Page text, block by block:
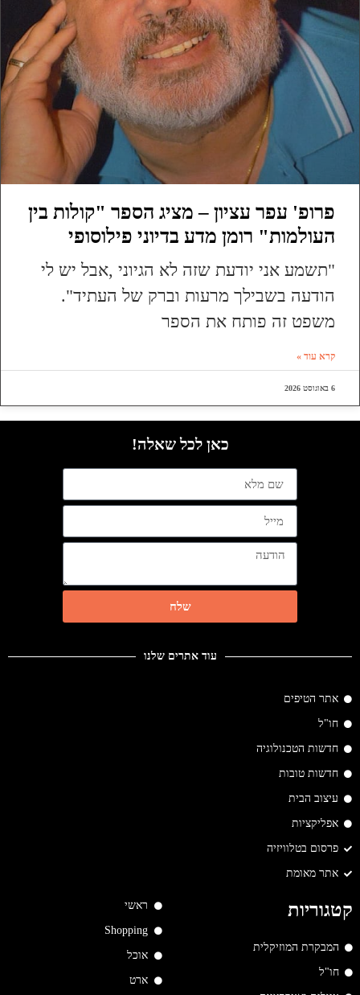
פרופ' עפר עציון – מציג הספר "קולות בין
העולמות" רומן מדע בדיוני פילוסופי
"תשמע אני יודעת שזה לא הגיוני ,אבל יש לי
הודעה בשבילך מרעות וברק של העתיד".
משפט זה פותח את הספר
קרא עוד »
6 באוגוסט 2026
ראשי
Shopping
אוכל
ארט
קטגוריות
המבקרת המוזיקלית
חו"ל
עוד אתרים שלנו
אתר הטיפים
חו"ל
חדשות הטכנולוגיה
חדשות טובות
עיצוב הבית
אפליקציות
פרסום בטלוויזיה
אתר מאומת
כאן לכל שאלה!
שלח